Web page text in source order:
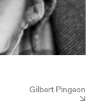
Gilbert Pingeon